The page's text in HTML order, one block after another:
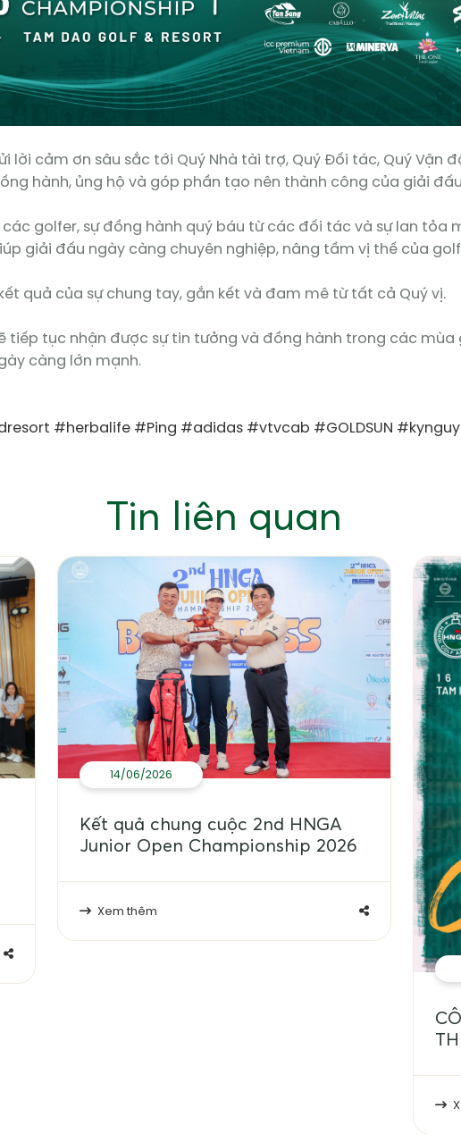
lời cảm ơn sâu sắc tới Quý Nhà tài trợ, Quý Đối tác, Quý Vận
hành, ủng hộ và góp phần tạo nên thành công của giải
golfer, sự đồng hành quý báu từ các đối tác và sự lan tỏa
giải đấu ngày càng chuyên nghiệp, nâng tầm vị thế của golf
quả của sự chung tay, gắn kết và đam mê từ tất cả Quý vị.
tiếp tục nhận được sự tin tưởng và đồng hành trong các
càng lớn mạnh.
#herbalife #Ping #adidas #vtvcab #GOLDSUN
Tin liên quan
14/06/2026
Kết quả chung cuộc 2nd HNGA
Junior Open Championship 2026
Xem thêm